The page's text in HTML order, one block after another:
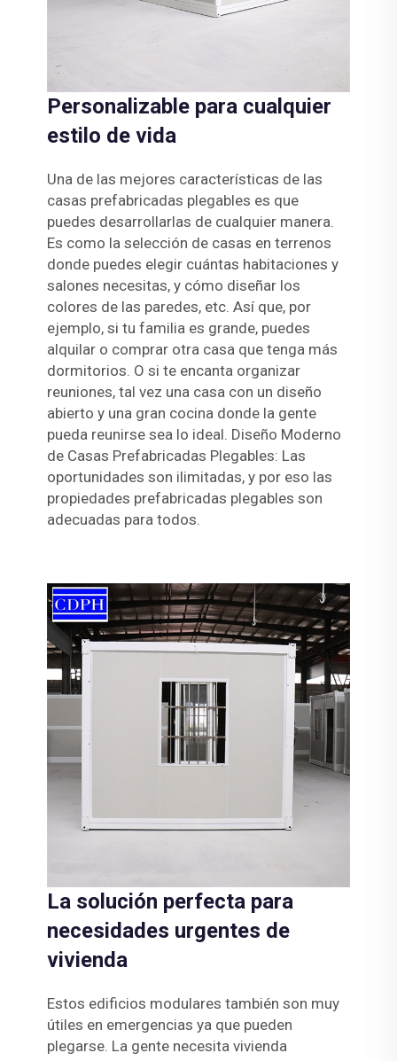
Personalizable para cualquier
estilo de vida
Una de las mejores características de las
casas prefabricadas plegables es que
puedes desarrollarlas de cualquier manera.
Es como la selección de casas en terrenos
donde puedes elegir cuántas habitaciones y
salones necesitas, y cómo diseñar los
colores de las paredes, etc. Así que, por
ejemplo, si tu familia es grande, puedes
alquilar o comprar otra casa que tenga más
dormitorios. O si te encanta organizar
reuniones, tal vez una casa con un diseño
abierto y una gran cocina donde la gente
pueda reunirse sea lo ideal. Diseño Moderno
de Casas Prefabricadas Plegables: Las
oportunidades son ilimitadas, y por eso las
propiedades prefabricadas plegables son
adecuadas para todos.
La solución perfecta para
necesidades urgentes de
vivienda
Estos edificios modulares también son muy
útiles en emergencias ya que pueden
plegarse. La gente necesita vivienda